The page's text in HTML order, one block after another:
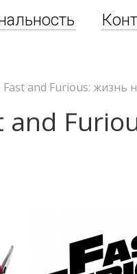
Fast and Furious: жизнь
and